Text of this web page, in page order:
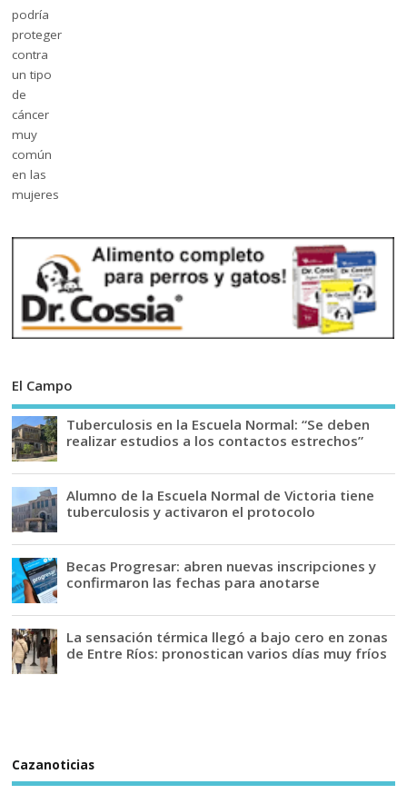
El Campo
Tuberculosis en la Escuela Normal: “Se deben
realizar estudios a los contactos estrechos”
Alumno de la Escuela Normal de Victoria tiene
tuberculosis y activaron el protocolo
Becas Progresar: abren nuevas inscripciones y
confirmaron las fechas para anotarse
La sensación térmica llegó a bajo cero en zonas
de Entre Ríos: pronostican varios días muy fríos
Cazanoticias